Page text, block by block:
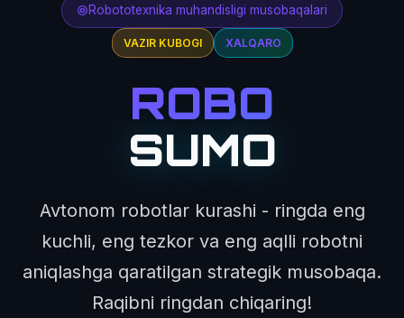
Robototexnika muhandisligi musobaqalari
VAZIR KUBOGI XALQARO
ROBO
SUMO
Avtonom robotlar kurashi - ringda eng
kuchli, eng tezkor va eng aqlli robotni
aniqlashga qaratilgan strategik musobaqa.
Raqibni ringdan chiqaring!